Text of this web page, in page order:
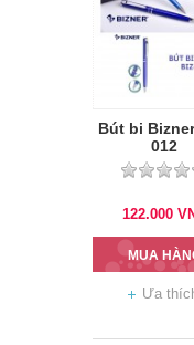
Bút bi
012
122.000
MUA
Ưa